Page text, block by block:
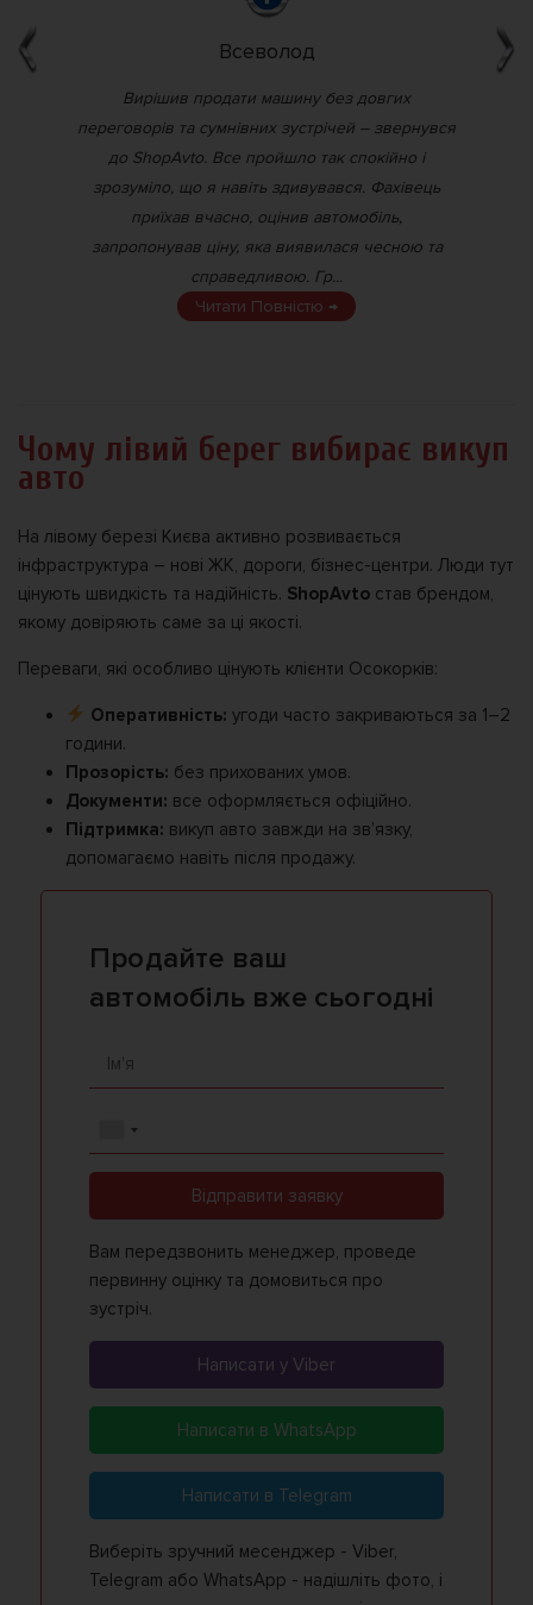
Всеволод
Вирішив продати машину без довгих
переговорів та сумнівних зустрічей – звернувся
до ShopAvto. Все пройшло так спокійно і
зрозуміло, що я навіть здивувався. Фахівець
приїхав вчасно, оцінив автомобіль,
запропонував ціну, яка виявилася чесною та
справедливою. Гр...
Читати Повністю →
Чому лівий берег вибирає викуп
авто
На лівому березі Києва активно розвивається
інфраструктура – ​​нові ЖК, дороги, бізнес-центри. Люди тут
цінують швидкість та надійність. ShopAvto став брендом,
якому довіряють саме за ці якості.
Переваги, які особливо цінують клієнти Осокорків:
Оперативність: угоди часто закриваються за 1–2
години.
Прозорість: без прихованих умов.
Документи: все оформляється офіційно.
Підтримка: викуп авто завжди на зв’язку,
допомагаємо навіть після продажу.
Продайте ваш
автомобіль вже сьогодні
Відправити заявку
Вам передзвонить менеджер, проведе
первинну оцінку та домовиться про
зустріч.
Написати у Viber
Написати в WhatsApp
Написати в Telegram
Виберіть зручний месенджер - Viber,
Telegram або WhatsApp - надішліть фото, і